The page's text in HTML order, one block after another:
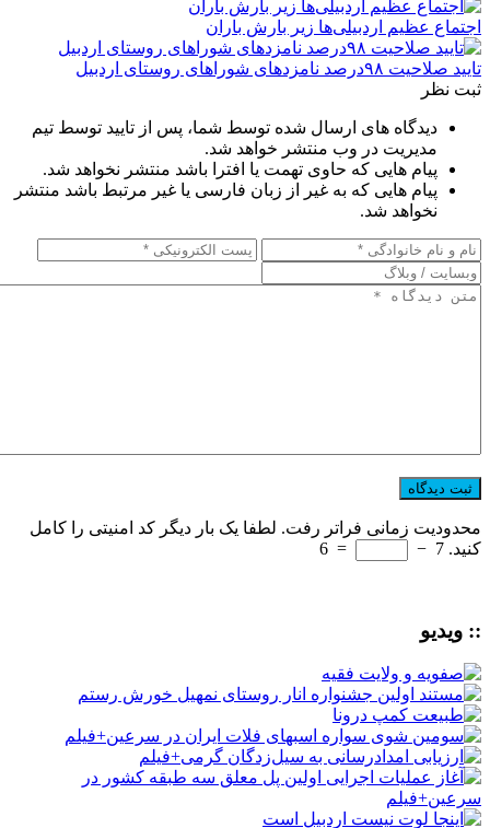
اجتماع عظیم اردبیلی‌ها زیر بارش باران
تایید صلاحیت ۹۸درصد نامزدهای شوراهای روستای اردبیل
ثبت نظر
دیدگاه های ارسال شده توسط شما، پس از تایید توسط تیم
مدیریت در وب منتشر خواهد شد.
پیام هایی که حاوی تهمت یا افترا باشد منتشر نخواهد شد.
پیام هایی که به غیر از زبان فارسی یا غیر مرتبط باشد منتشر
نخواهد شد.
محدودیت زمانی فراتر رفت. لطفا یک بار دیگر کد امنیتی را کامل
کنید. 7
−
=
6
:: ویدیو